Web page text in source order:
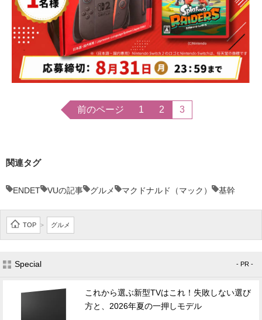
前のページ 1 2 3
関連タグ
ENDET VUの記事 グルメ マクドナルド（マック） 基幹
TOP > グルメ
Special - PR -
これから選ぶ新型TVはこれ！失敗しない選び
方と、2026年夏の一押しモデル